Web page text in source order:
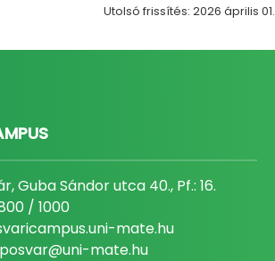
Utolsó frissítés: 2026 április 01.
Guba Sándor utca 40., Pf.: 16.
/ 1000
mate.hu
mate.hu